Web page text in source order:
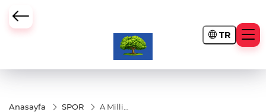
TR
Anasayfa SPOR
A Milli